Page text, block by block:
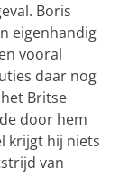
Boris
eigenhandig
vooral
daar nog
Britse
de door hem
krijgt hij niets
van